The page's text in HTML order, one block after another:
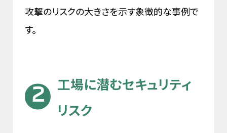
攻撃のリスクの大きさを示す象徴的な事例で
す。
工場に潜むセキュリティ
リスク